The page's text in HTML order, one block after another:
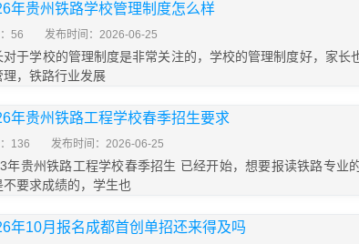
年贵州铁路学校管理制度怎么样
56 发布时间：2026-06-25
对于学校的管理制度是非常关注的，学校的管理制度好，家长
理，铁路行业发展
年贵州铁路工程学校春季招生要求
136 发布时间：2026-06-25
年贵州铁路工程学校春季招生 已经开始，想要报读铁路专业
不要求成绩的，学生也
年10月报名成都首创单招还来得及吗